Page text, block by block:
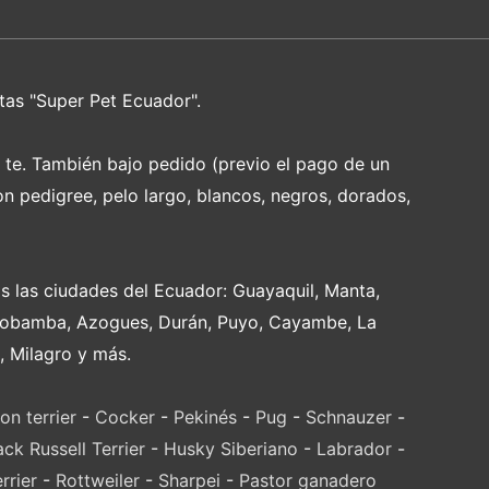
"Super Pet Ecuador".
También bajo pedido (previo el pago de un
pedigree, pelo largo, blancos, negros, dorados,
ciudades del Ecuador: Guayaquil, Manta,
Azogues, Durán, Puyo, Cayambe, La
Milagro y más.
terrier - Cocker - Pekinés - Pug - Schnauzer -
Russell Terrier- Husky Siberiano - Labrador-
- Rottweiler- Sharpei - Pastor ganadero